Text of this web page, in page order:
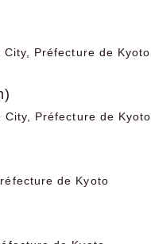
Préfecture de Kyoto
Préfecture de Kyoto
de Kyoto